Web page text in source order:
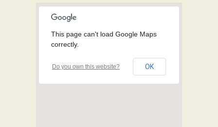
This page can't load Google Maps
correctly.
Do you own this website? OK